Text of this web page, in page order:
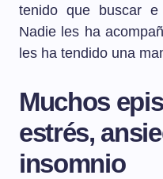
tenido que buscar
Nadie les ha
les ha tendido una
Muchos
estrés,
insomnio